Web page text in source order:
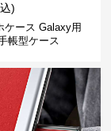
)
ケース Galaxy用
帳型ケース